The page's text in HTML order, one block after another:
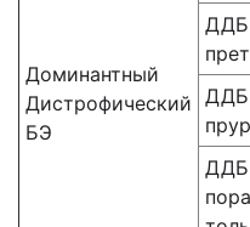
Доминантный
Дистрофический
БЭ